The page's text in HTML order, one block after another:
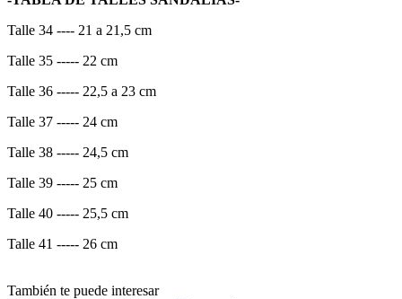
Talle 34 ---- 21 a 21,5 cm
Talle 35 ----- 22 cm
Talle 36 ----- 22,5 a 23 cm
Talle 37 ----- 24 cm
Talle 38 ----- 24,5 cm
Talle 39 ----- 25 cm
Talle 40 ----- 25,5 cm
Talle 41 ----- 26 cm
También te puede interesar